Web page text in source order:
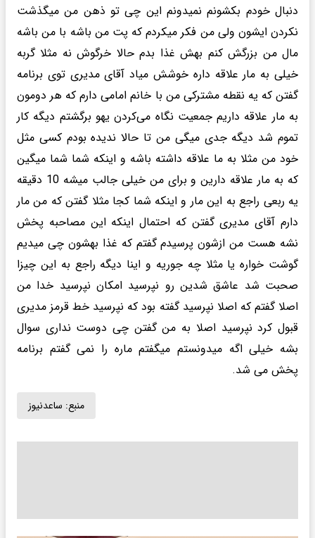
دنبال خودم بکشونم نمیدونم این چی تو ذهن من میگذشت
نکردن ایشون ولی من فکر میکردم که پت من باشه با من باشه
مال من بزرگش کنم بهش غذا بدم حالا خرگوش نه مثلا گربه
خیلی به مار علاقه داره خوشش میاد آقای مدیری توی برنامه
گفتن که یه نقطه مشترکی من با خانم امامی دارم که هر دومون
به مار علاقه داریم جمعیت نگاه می‌کردن یهو برگشتم دیگه کار
تموم شد دیگه جدی میگی من تا حالا ندیده بودم کسی مثل
خود من مثلا به ما علاقه داشته باشه و اینکه شما شما میگین
که به مار علاقه دارین و برای من خیلی جالب میشه 10 دقیقه
یه ربعی راجع به این مار و اینکه شما کجا مثلا گفتن که من مار
دارم آقای مدیری گفتن که احتمال اینکه این مصاحبه پخش
نشه هست من ازشون پرسیدم گفتم که غذا بهشون چی میدیم
گوشت خواره یا مثلا چه جوریه و اینا دیگه راجع به این چیزا
صحبت شد عاشق شدین رو نپرسید امکان نپرسید خدا من
اصلا گفتم که اصلا نپرسید گفته بود که نپرسید خط قرمز مدیری
قبول کرد نپرسید اصلا به من گفتن چی دوست نداری سوال
بشه خیلی اگه میدونستم میگفتم ماره را نمی گفتم برنامه
پخش می شد.
منبع: ساعدنیوز